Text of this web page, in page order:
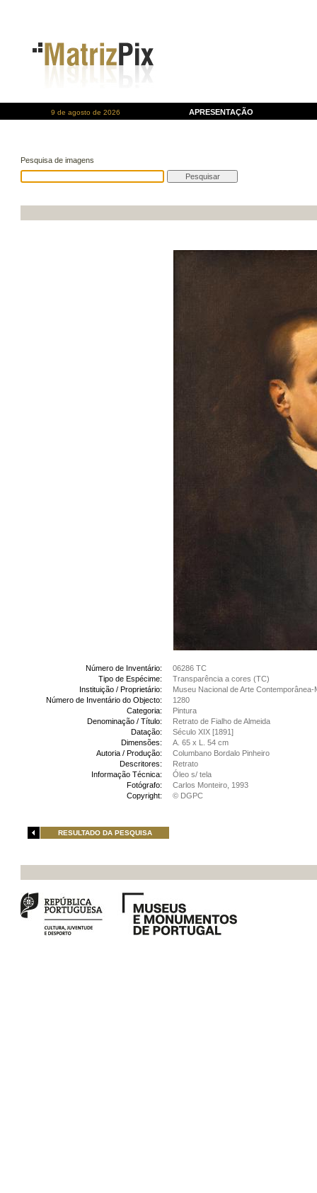
9 de agosto de 2026 APRESENTAÇÃO
Pesquisa de imagens
Número de Inventário:
06286 TC
Tipo de Espécime:
Transparência a cores (TC)
Instituição / Proprietário:
Museu Nacional de Arte Contemporânea-
Número de Inventário do Objecto:
1280
Categoria:
Pintura
Denominação / Título:
Retrato de Fialho de Almeida
Datação:
Século XIX [1891]
Dimensões:
A. 65 x L. 54 cm
Autoria / Produção:
Columbano Bordalo Pinheiro
Descritores:
Retrato
Informação Técnica:
Óleo s/ tela
Fotógrafo:
Carlos Monteiro, 1993
Copyright:
© DGPC
RESULTADO DA PESQUISA